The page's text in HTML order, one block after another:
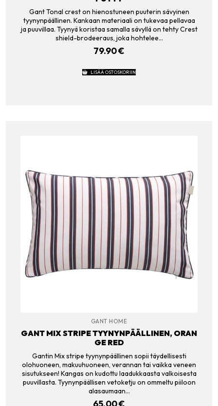
Gant Tonal crest on hienostuneen puuterin sävyinen
tyynynpäällinen. Kankaan materiaali on tukevaa pellavaa
ja puuvillaa. Tyynyä koristaa samalla sävyllä on tehty Crest
shield-brodeeraus, joka hohtelee…
79.90€
LISÄÄ OSTOSKORIIN
GANT HOME
GANT MIX STRIPE TYYNYNPÄÄLLINEN, ORAN
GE RED
Gantin Mix stripe tyynynpäällinen sopii täydellisesti
olohuoneen, makuuhuoneen, verannan tai vaikka veneen
sisutukseen! Kangas on kudottu laadukkaasta valkoisesta
puuvillasta. Tyynynpäällisen vetoketju on ommeltu piiloon
alasaumaan…